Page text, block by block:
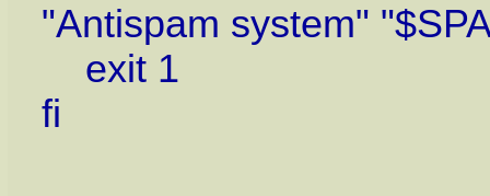
"Antispam system"
exit 1
fi